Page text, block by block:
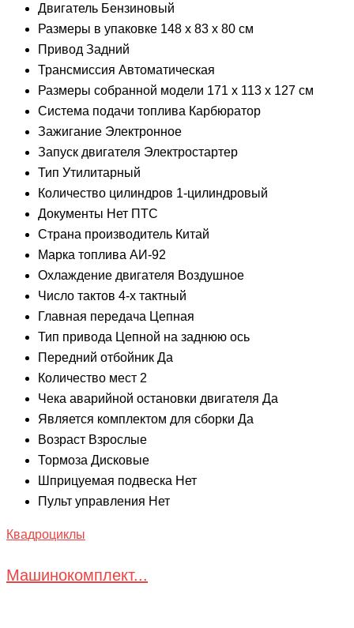
Двигатель Бензиновый
Размеры в упаковке 148 х 83 х 80 см
Привод Задний
Трансмиссия Автоматическая
Размеры собранной модели 171 х 113 х 127 см
Система подачи топлива Карбюратор
Зажигание Электронное
Запуск двигателя Электростартер
Тип Утилитарный
Количество цилиндров 1-цилиндровый
Документы Нет ПТС
Страна производитель Китай
Марка топлива АИ-92
Охлаждение двигателя Воздушное
Число тактов 4-х тактный
Главная передача Цепная
Тип привода Цепной на заднюю ось
Передний отбойник Да
Количество мест 2
Чека аварийной остановки двигателя Да
Является комплектом для сборки Да
Возраст Взрослые
Тормоза Дисковые
Шприцуемая подвеска Нет
Пульт управления Нет
Квадроциклы
Машинокомплект...